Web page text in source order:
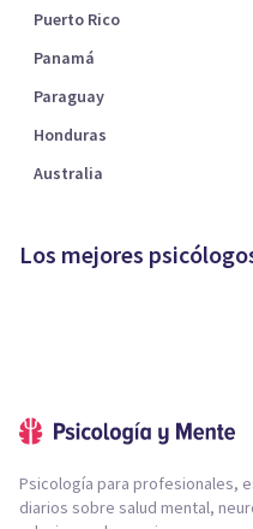
Puerto Rico
Panamá
Paraguay
Honduras
Australia
Los mejores
Psicología para profesionales,
diarios sobre salud mental,